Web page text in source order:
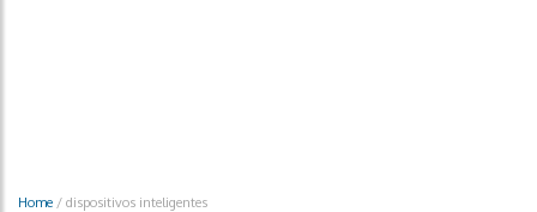
Home / dispositivos inteligentes